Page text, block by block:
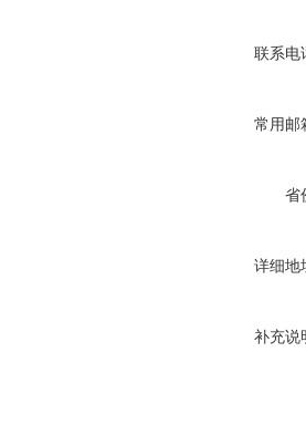
联系电
常用邮
省
详细地
补充说